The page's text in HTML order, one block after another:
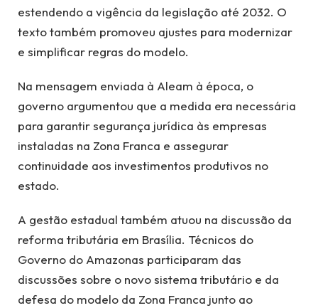
estendendo a vigência da legislação até 2032. O
texto também promoveu ajustes para modernizar
e simplificar regras do modelo.
Na mensagem enviada à Aleam à época, o
governo argumentou que a medida era necessária
para garantir segurança jurídica às empresas
instaladas na Zona Franca e assegurar
continuidade aos investimentos produtivos no
estado.
A gestão estadual também atuou na discussão da
reforma tributária em Brasília. Técnicos do
Governo do Amazonas participaram das
discussões sobre o novo sistema tributário e da
defesa do modelo da Zona Franca junto ao